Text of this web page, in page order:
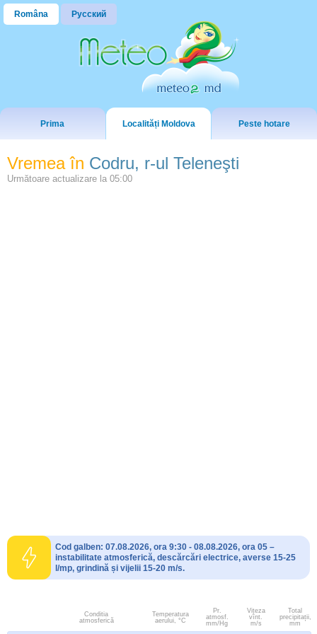
Româna Русский
Prima Localități Moldova Peste hotare
Vremea în Codru, r-ul Teleneşti
Următoare actualizare la 05:00
Cod galben: 07.08.2026, ora 9:30 - 08.08.2026, ora 05 –
instabilitate atmosferică, descărcări electrice, averse 15-25
l/mp, grindină și vijelii 15-20 m/s.
Conditia
atmosferică
Temperatura
aerului, °C
Pr.
atmosf.
mm/Hg
Viteza
vînt.
m/s
Total
precipitații,
mm